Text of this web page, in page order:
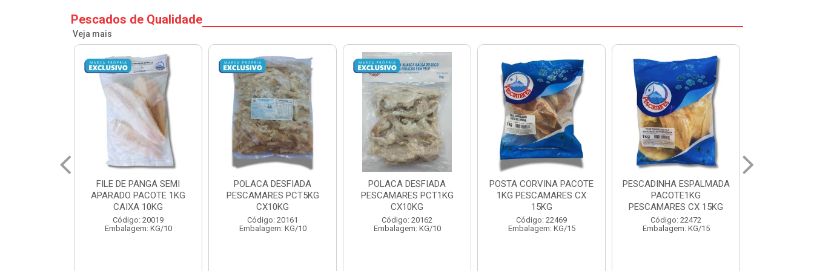
Pescados de Qualidade
Veja mais
POLACA DESFIADA
PESCAMARES PCT5KG
CX10KG
Código: 20161
Embalagem: KG/10
POLACA DESFIADA
PESCAMARES PCT1KG
CX10KG
Código: 20162
Embalagem: KG/10
POSTA CORVINA PACOTE
1KG PESCAMARES CX
15KG
Código: 22469
Embalagem: KG/15
PESCADINHA ESPALMADA
PACOTE1KG
PESCAMARES CX 15KG
Código: 22472
Embalagem: KG/15
FILE DE PANGA PREMIUM
PACOTE 1KG CAIXA 10KG
Código: 20021
Embalagem: KG/10